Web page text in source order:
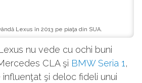
Lexus în 2013 pe piaţa din SUA.
nu vede cu ochi buni
CLA şi BMW Seria 1,
şi deloc fideli unui